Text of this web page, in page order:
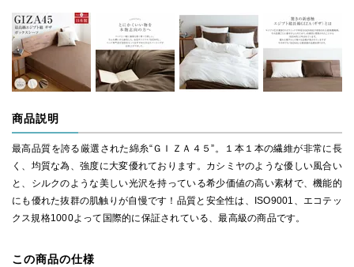
商品説明
最高品質を誇る厳選された綿糸“ＧＩＺＡ４５”。１本１本の繊維が非常に長
く、均質な為、強度に大変優れております。カシミヤのような優しい風合い
と、シルクのような美しい光沢を持っている希少価値の高い素材で、機能的
にも優れた抜群の肌触りが自慢です！品質と安全性は、ISO9001、エコテッ
クス規格1000よって国際的に保証されている、最高級の商品です。
この商品の仕様